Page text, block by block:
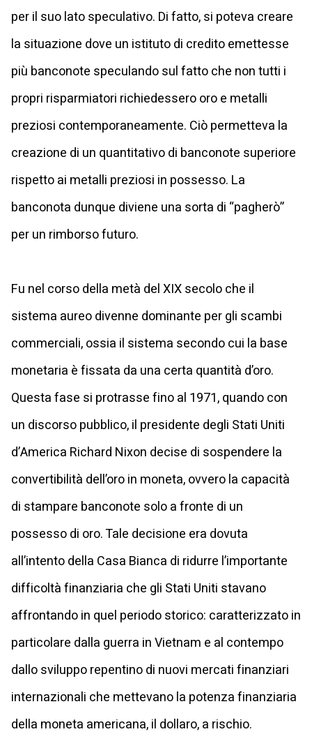
per il suo lato speculativo. Di fatto, si poteva creare
la situazione dove un istituto di credito emettesse
più banconote speculando sul fatto che non tutti i
propri risparmiatori richiedessero oro e metalli
preziosi contemporaneamente. Ciò permetteva la
creazione di un quantitativo di banconote superiore
rispetto ai metalli preziosi in possesso. La
banconota dunque diviene una sorta di “pagherò”
per un rimborso futuro.
Fu nel corso della metà del XIX secolo che il
sistema aureo divenne dominante per gli scambi
commerciali, ossia il sistema secondo cui la base
monetaria è fissata da una certa quantità d’oro.
Questa fase si protrasse fino al 1971, quando con
un discorso pubblico, il presidente degli Stati Uniti
d’America Richard Nixon decise di sospendere la
convertibilità dell’oro in moneta, ovvero la capacità
di stampare banconote solo a fronte di un
possesso di oro. Tale decisione era dovuta
all’intento della Casa Bianca di ridurre l’importante
difficoltà finanziaria che gli Stati Uniti stavano
affrontando in quel periodo storico: caratterizzato in
particolare dalla guerra in Vietnam e al contempo
dallo sviluppo repentino di nuovi mercati finanziari
internazionali che mettevano la potenza finanziaria
della moneta americana, il dollaro, a rischio.